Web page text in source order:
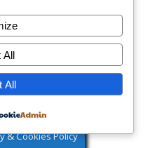
para las mujeres
Ethernet
teléfono?
& Cookies Policy
All
All